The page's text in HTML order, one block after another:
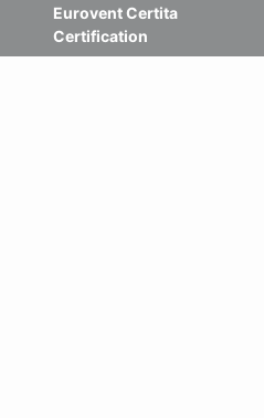
Eurovent Certita
Certification